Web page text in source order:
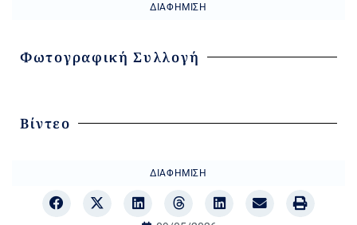
ΔΙΑΦΉΜΙΣΗ
Φωτογραφική Συλλογή
Βίντεο
ΔΙΑΦΉΜΙΣΗ